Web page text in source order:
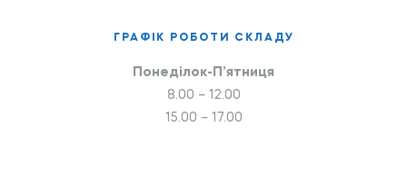
ГРАФІК РОБОТИ СКЛАДУ
Понеділок-П’ятниця
8.00 – 12.00
15.00 – 17.00